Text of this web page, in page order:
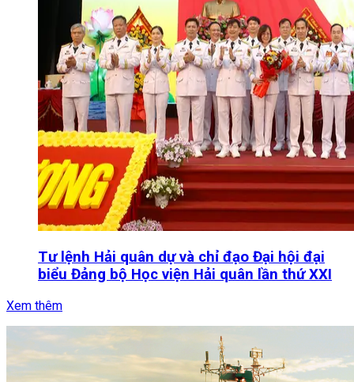
Tư lệnh Hải quân dự và chỉ đạo Đại hội đại
biểu Đảng bộ Học viện Hải quân lần thứ XXI
Xem thêm